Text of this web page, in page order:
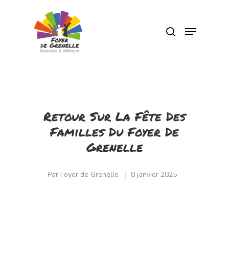
Pressez Entrée pour rechercher ou Echap
Retour Sur La Fête Des
Familles Du Foyer De
Grenelle
Par Foyer de Grenelle 8 janvier 2025